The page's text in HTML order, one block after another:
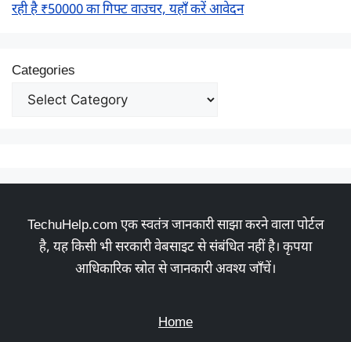
रही है ₹50000 का गिफ्ट वाउचर, यहाँ करें आवेदन
Categories
TechuHelp.com एक स्वतंत्र जानकारी साझा करने वाला पोर्टल
है, यह किसी भी सरकारी वेबसाइट से संबंधित नहीं है। कृपया
आधिकारिक स्रोत से जानकारी अवश्य जाँचें।
Home